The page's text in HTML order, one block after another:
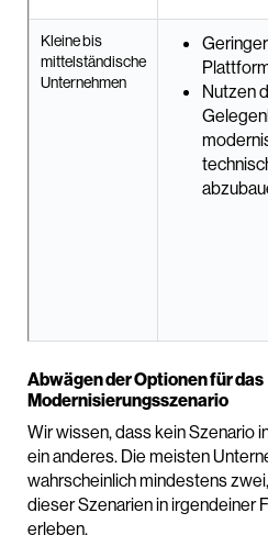
Kleine bis
mittelständische
Unternehmen
Nutzen
Abwägen der Optionen für das
Modernisierungsszenario
Wir wissen, dass kein Szenario
ein anderes. Die meisten
wahrscheinlich mindestens
dieser Szenarien in irgendeiner
erleben.